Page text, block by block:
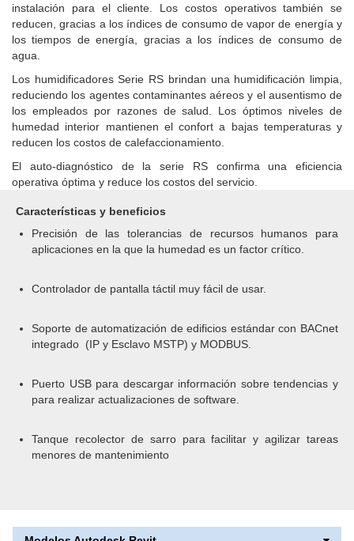
instalación para el cliente. Los costos operativos también se
reducen, gracias a los índices de consumo de vapor de energía y
los tiempos de energía, gracias a los índices de consumo de
agua.
Los humidificadores Serie RS brindan una humidificación limpia,
reduciendo los agentes contaminantes aéreos y el ausentismo de
los empleados por razones de salud. Los óptimos niveles de
humedad interior mantienen el confort a bajas temperaturas y
reducen los costos de calefaccionamiento.
El auto-diagnóstico de la serie RS confirma una eficiencia
operativa óptima y reduce los costos del servicio.
Características y beneficios
Precisión de las tolerancias de recursos humanos para
aplicaciones en la que la humedad es un factor crítico.
Controlador de pantalla táctil muy fácil de usar.
Soporte de automatización de edificios estándar con BACnet
integrado (IP y Esclavo MSTP) y MODBUS.
Puerto USB para descargar información sobre tendencias y
para realizar actualizaciones de software.
Tanque recolector de sarro para facilitar y agilizar tareas
menores de mantenimiento